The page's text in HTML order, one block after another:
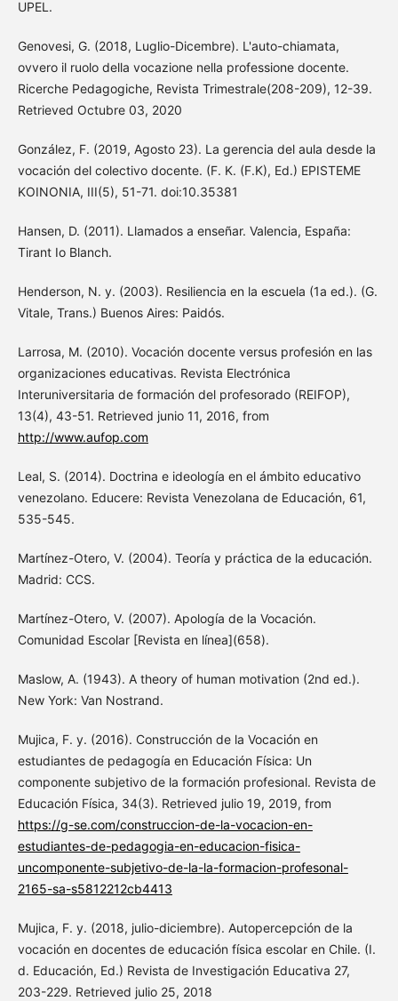
UPEL.
Genovesi, G. (2018, Luglio-Dicembre). L'auto-chiamata,
ovvero il ruolo della vocazione nella professione docente.
Ricerche Pedagogiche, Revista Trimestrale(208-209), 12-39.
Retrieved Octubre 03, 2020
González, F. (2019, Agosto 23). La gerencia del aula desde la
vocación del colectivo docente. (F. K. (F.K), Ed.) EPISTEME
KOINONIA, III(5), 51-71. doi:10.35381
Hansen, D. (2011). Llamados a enseñar. Valencia, España:
Tirant Io Blanch.
Henderson, N. y. (2003). Resiliencia en la escuela (1a ed.). (G.
Vitale, Trans.) Buenos Aires: Paidós.
Larrosa, M. (2010). Vocación docente versus profesión en las
organizaciones educativas. Revista Electrónica
Interuniversitaria de formación del profesorado (REIFOP),
13(4), 43-51. Retrieved junio 11, 2016, from
http://www.aufop.com
Leal, S. (2014). Doctrina e ideología en el ámbito educativo
venezolano. Educere: Revista Venezolana de Educación, 61,
535-545.
Martínez-Otero, V. (2004). Teoría y práctica de la educación.
Madrid: CCS.
Martínez-Otero, V. (2007). Apología de la Vocación.
Comunidad Escolar [Revista en línea](658).
Maslow, A. (1943). A theory of human motivation (2nd ed.).
New York: Van Nostrand.
Mujica, F. y. (2016). Construcción de la Vocación en
estudiantes de pedagogía en Educación Física: Un
componente subjetivo de la formación profesional. Revista de
Educación Física, 34(3). Retrieved julio 19, 2019, from
https://g-se.com/construccion-de-la-vocacion-en-
estudiantes-de-pedagogia-en-educacion-fisica-
uncomponente-subjetivo-de-la-la-formacion-profesonal-
2165-sa-s5812212cb4413
Mujica, F. y. (2018, julio-diciembre). Autopercepción de la
vocación en docentes de educación física escolar en Chile. (I.
d. Educación, Ed.) Revista de Investigación Educativa 27,
203-229. Retrieved julio 25, 2018